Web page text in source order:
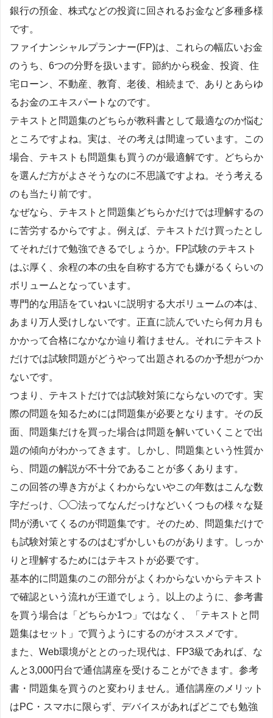
銀行の預金、株式などの投資に回されるお金など多種多様
です。
ファイナンシャルプランナー(FP)は、これらの幅広いお金
のうち、6つの分野を扱います。節約から税金、投資、住
宅ローン、不動産、教育、老後、相続まで、ありとあらゆ
るお金のエキスパートなのです。
テキストと問題集のどちらが教科書として最適なのか悩む
ところですよね。実は、その考えは間違っています。この
場合、テキストも問題集も買うのが最適解です。どちらか
を選んだ方がよさそうなのに不思議ですよね。そう考える
のも当たり前です。
なぜなら、テキストと問題集どちらかだけでは理解するの
に苦労するからですよ。例えば、テキストだけ買ったとし
てそれだけで勉強できるでしょうか。FP試験のテキスト
はぶ厚く、余程の本の虫を自称する方でも嫌がるくらいの
ボリュームとなっています。
専門的な用語をていねいに説明する大ボリュームの本は、
あまり万人受けしないです。正直に読んでいたら何カ月も
かかって合格になかなか辿り着けません。それにテキスト
だけでは試験問題がどうやって出題されるのか予想がつか
ないです。
つまり、テキストだけでは試験対策にならないのです。実
際の問題を知るためには問題集が必要となります。その反
面、問題集だけを買った場合は問題を解いていくことで出
題の傾向がわかってきます。しかし、問題集という性質か
ら、問題の解説が不十分であることが多くあります。
この回答の導き方がよくわからないやこの年数はこんな数
字だっけ、◯◯法ってなんだっけなどいくつもの様々な疑
問が湧いてくるのが問題集です。そのため、問題集だけで
も試験対策とするのはむずかしいものがあります。しっか
りと理解するためにはテキストが必要です。
基本的に問題集のこの部分がよくわからないからテキスト
で確認という流れが王道でしょう。以上のように、参考書
を買う場合は「どちらか1つ」ではなく、「テキストと問
題集はセット」で買うようにするのがオススメです。
また、Web環境がととのった現代は、FP3級であれば、な
んと3,000円台で通信講座を受けることができます。参考
書・問題集を買うのと変わりません。通信講座のメリット
はPC・スマホに限らず、デバイスがあればどこでも勉強